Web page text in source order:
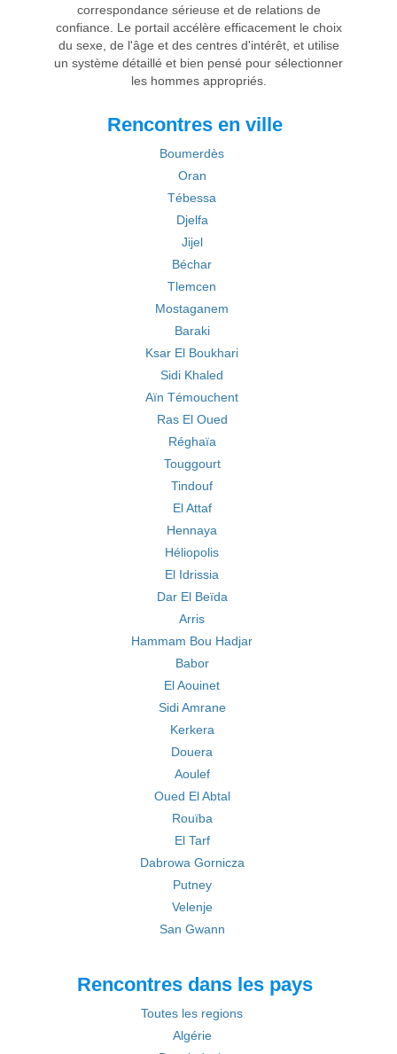
correspondance sérieuse et de relations de
confiance. Le portail accélère efficacement le choix
du sexe, de l'âge et des centres d'intérêt, et utilise
un système détaillé et bien pensé pour sélectionner
les hommes appropriés.
Rencontres en ville
Boumerdès
Oran
Tébessa
Djelfa
Jijel
Béchar
Tlemcen
Mostaganem
Baraki
Ksar El Boukhari
Sidi Khaled
Aïn Témouchent
Ras El Oued
Réghaïa
Touggourt
Tindouf
El Attaf
Hennaya
Héliopolis
El Idrissia
Dar El Beïda
Arris
Hammam Bou Hadjar
Babor
El Aouinet
Sidi Amrane
Kerkera
Douera
Aoulef
Oued El Abtal
Rouïba
El Tarf
Dabrowa Gornicza
Putney
Velenje
San Gwann
Rencontres dans les pays
Toutes les regions
Algérie